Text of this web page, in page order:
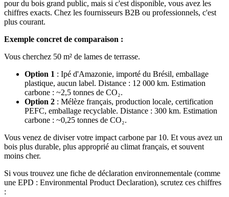
pour du bois grand public, mais si c'est disponible, vous avez les
chiffres exacts. Chez les fournisseurs B2B ou professionnels, c'est
plus courant.
Exemple concret de comparaison :
Vous cherchez 50 m² de lames de terrasse.
Option 1 : Ipé d'Amazonie, importé du Brésil, emballage
plastique, aucun label. Distance : 12 000 km. Estimation
carbone : ~2,5 tonnes de CO₂.
Option 2 : Mélèze français, production locale, certification
PEFC, emballage recyclable. Distance : 300 km. Estimation
carbone : ~0,25 tonnes de CO₂.
Vous venez de diviser votre impact carbone par 10. Et vous avez un
bois plus durable, plus approprié au climat français, et souvent
moins cher.
Si vous trouvez une fiche de déclaration environnementale (comme
une EPD : Environmental Product Declaration), scrutez ces chiffres
: